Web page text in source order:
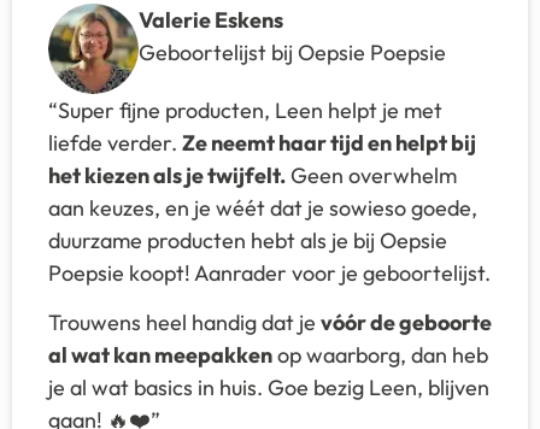
Valerie Eskens
Geboortelijst bij Oepsie Poepsie
“Super fijne producten, Leen helpt je met
liefde verder. Ze neemt haar tijd en helpt bij
het kiezen als je twijfelt.Geen overwhelm
aan keuzes, en je wéét dat je sowieso goede,
duurzame producten hebt als je bij Oepsie
Poepsie koopt! Aanrader voor je geboortelijst.
Trouwens heel handig dat je vóór de geboorte
al wat kan meepakkenop waarborg, dan heb
je al wat basics in huis. Goe bezig Leen, blijven
gaan! 🔥❤️”